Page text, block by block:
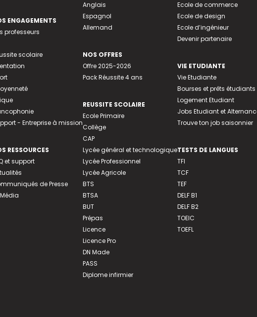
ENGAGEMENTS
professeurs
scolaire
- Entreprise à mission
RESSOURCES
et support
de Presse
Anglais
Espagnol
Allemand
NOS OFFRES
Offre 2025-2026
Pack Réussite 4 ans
REUSSITE SCOLAIRE
Ecole Primaire
Collège
CAP
Lycée général et technologique
Lycée Professionnel
Lycée Agricole
BTS
BTSA
BUT
Prépas
Licence
Licence Pro
DN Made
PASS
Diplome infirmier
Ecole de commerce
Ecole de design
Ecole d’ingénieur
Devenir partenaire
VIE ETUDIANTE
Vie Etudiante
Bourses et prêts étudiants
Logement Etudiant
Jobs Etudiant et
Trouve ton job saisonnier
TESTS DE LANGUES
TFI
TCF
TEF
DELF B1
DELF B2
TOEIC
TOEFL